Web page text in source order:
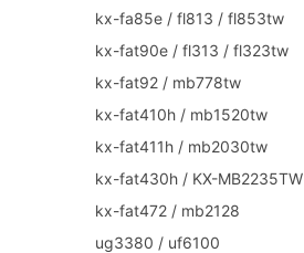
kx-fa85e / fl813 / fl853tw
kx-fat90e / fl313 / fl323tw
kx-fat92 / mb778tw
kx-fat410h / mb1520tw
kx-fat411h / mb2030tw
kx-fat430h / KX-MB2235TW
kx-fat472 / mb2128
ug3380 / uf6100